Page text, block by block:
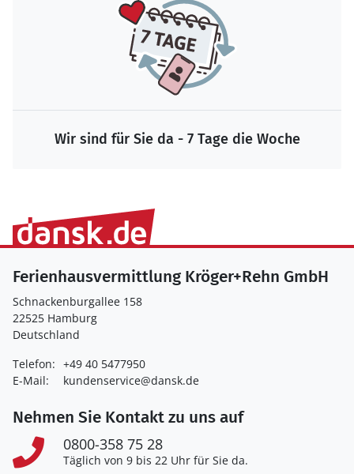
Wir sind für Sie da - 7 Tage die Woche
Ferienhausvermittlung Kröger+Rehn GmbH
Schnackenburgallee 158
22525 Hamburg
Deutschland
Telefon: +49 40 5477950
E-Mail:
kundenservice@dansk.de
Nehmen Sie Kontakt zu uns auf
0800-358 75 28
Täglich von 9 bis 22 Uhr für Sie da.